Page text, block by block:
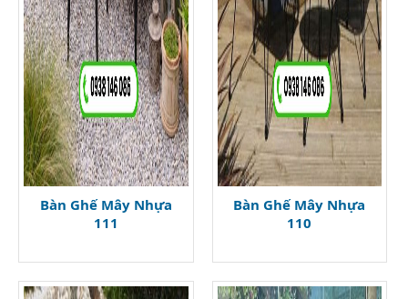
Bàn Ghế Mây Nhựa
111
Bàn Ghế Mây Nhựa
110